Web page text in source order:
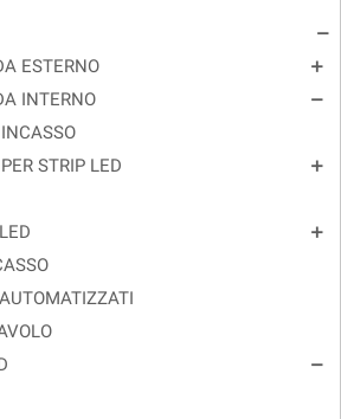
remove
ESTERNO add
INTERNO remove
STRIP LED
add
add
remove